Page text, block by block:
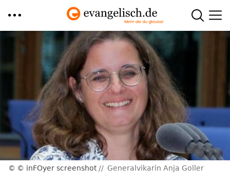
Direkt
© inFOyer screenshot Generalvikarin Anja Goller